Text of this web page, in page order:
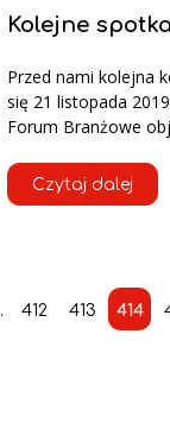
Kolejne
Przed nami kolejna
się 21 listopada
Forum Branżowe
Czytaj dalej
412 413 414